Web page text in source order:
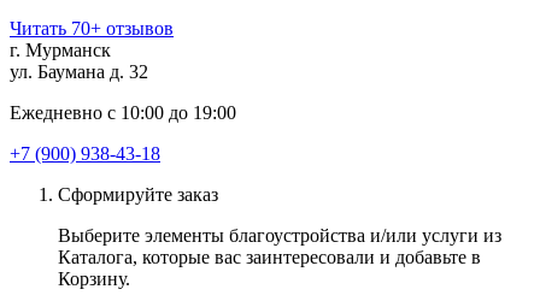
Читать 70+ отзывов
г. Мурманск
ул. Баумана д. 32
Ежедневно с 10:00 до 19:00
+7 (900) 938-43-18
Сформируйте заказ
Выберите элементы благоустройства и/или услуги из
Каталога, которые вас заинтересовали и добавьте в
Корзину.